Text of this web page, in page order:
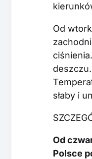
Od
słaby i
Od
Polsce